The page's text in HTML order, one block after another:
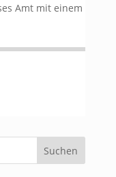
Amt mit einem